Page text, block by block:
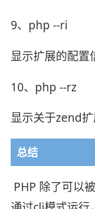
9、php --ri
显示扩展的配置
10、php --rz
显示关于zend
总结
PHP 除了可以被